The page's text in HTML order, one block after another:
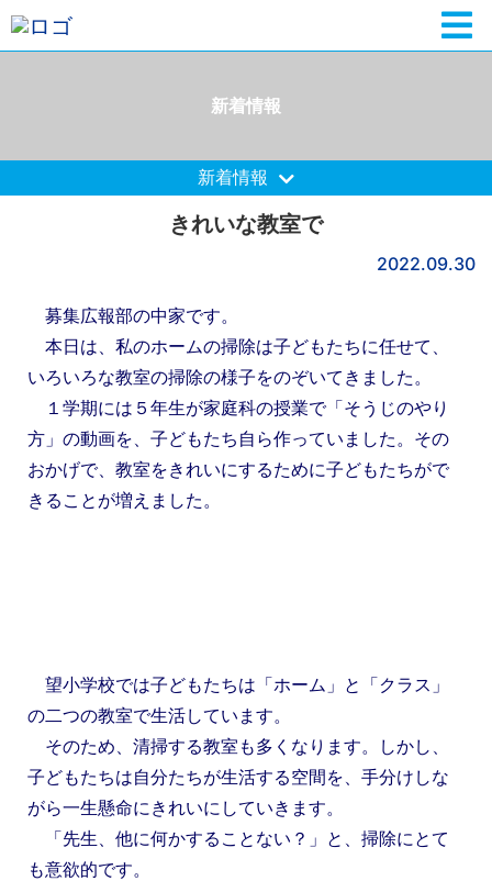
新着情報
新着情報
きれいな教室で
2022.09.30
募集広報部の中家です。
本日は、私のホームの掃除は子どもたちに任せて、
いろいろな教室の掃除の様子をのぞいてきました。
１学期には５年生が家庭科の授業で「そうじのやり
方」の動画を、子どもたち自ら作っていました。その
おかげで、教室をきれいにするために子どもたちがで
きることが増えました。
望小学校では子どもたちは「ホーム」と「クラス」
の二つの教室で生活しています。
そのため、清掃する教室も多くなります。しかし、
子どもたちは自分たちが生活する空間を、手分けしな
がら一生懸命にきれいにしていきます。
「先生、他に何かすることない？」と、掃除にとて
も意欲的です。